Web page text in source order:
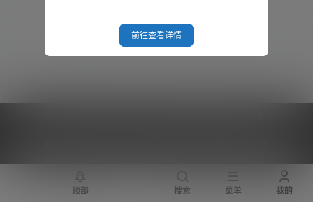
前往查看详情
顶部 搜索 菜单 我的